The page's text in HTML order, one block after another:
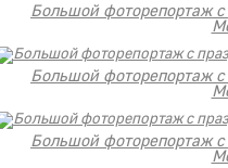
Большой фоторепортаж
Большой фоторепортаж
Большой фоторепортаж